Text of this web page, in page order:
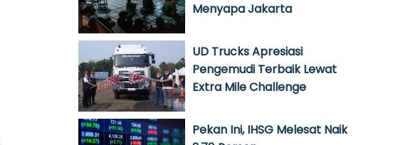
Menyapa Jakarta
UD Trucks Apresiasi
Pengemudi Terbaik Lewat
Extra Mile Challenge
Pekan Ini, IHSG Melesat Naik